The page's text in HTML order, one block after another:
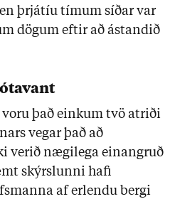
þrjátíu tímum síðar var
dögum eftir að ástandið
það einkum tvö atriði
vegar það að
verið nægilega einangruð
skýrslunni hafi
af erlendu bergi